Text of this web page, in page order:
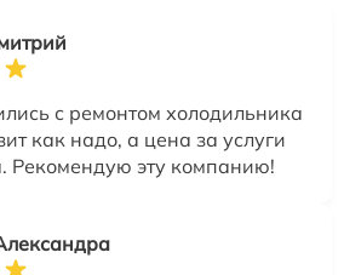
с ремонтом холодильника
как надо, а цена за услуги
Рекомендую эту компанию!